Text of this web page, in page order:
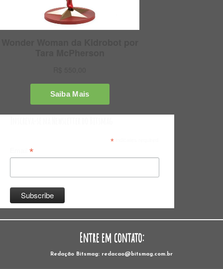
*indicates required
*
Entre em contato:
Redação Bitsmag: redacao@bitsmag.com.br